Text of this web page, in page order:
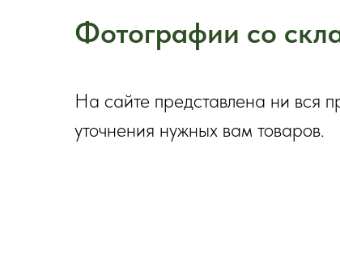
Фотографии со
На сайте представлена ни вся
уточнения нужных вам товаров.